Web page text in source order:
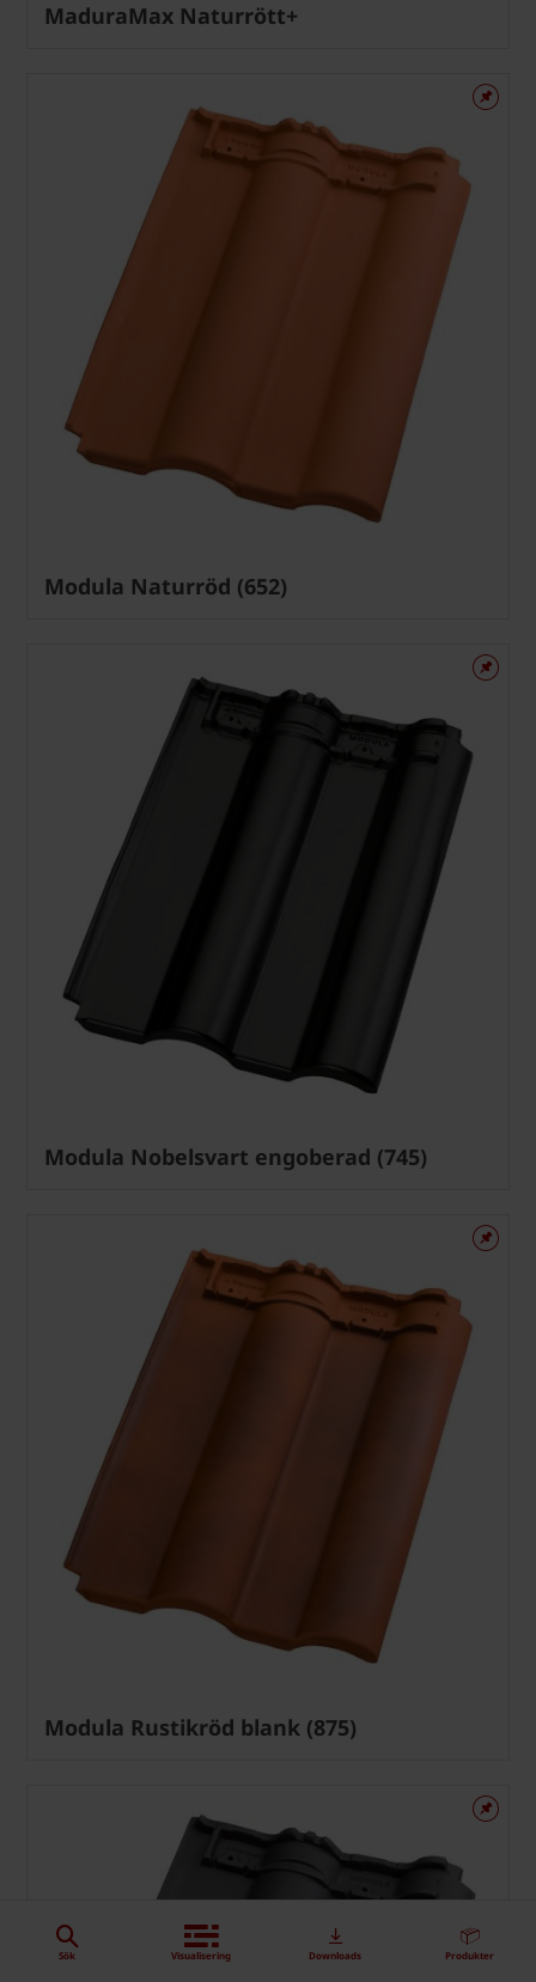
MaduraMax Naturrött+
Modula Naturröd (652)
Modula Nobelsvart engoberad (745)
Modula Rustikröd blank (875)
Sök Visualisering Downloads Produkter